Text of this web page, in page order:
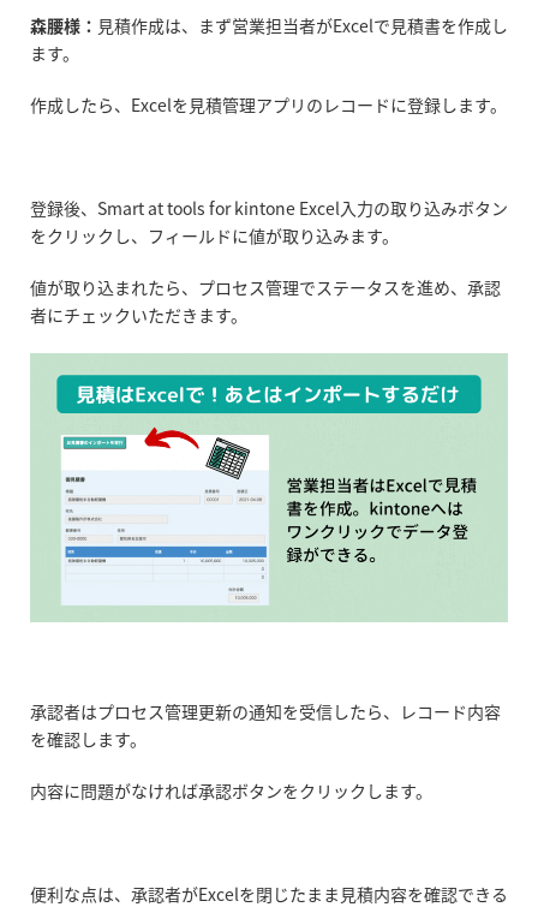
森腰様： 見積作成は、まず営業担当者がExcelで見積書を作成し
ます。
作成したら、Excelを見積管理アプリのレコードに登録します。
登録後、Smart at tools for kintone Excel入力の取り込みボタン
をクリックし、フィールドに値が取り込みます。
値が取り込まれたら、プロセス管理でステータスを進め、承認
者にチェックいただきます。
承認者はプロセス管理更新の通知を受信したら、レコード内容
を確認します。
内容に問題がなければ承認ボタンをクリックします。
便利な点は、承認者がExcelを閉じたまま見積内容を確認できる